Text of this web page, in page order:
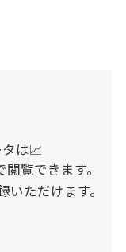
は📈
閲覧できます。
ただけます。